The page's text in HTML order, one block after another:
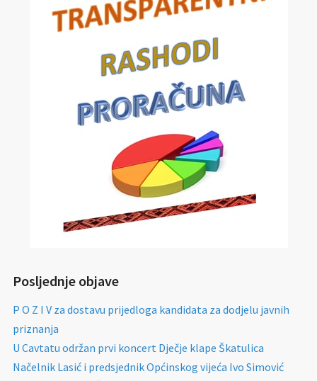
Posljednje objave
P O Z I V za dostavu prijedloga kandidata za dodjelu javnih
priznanja
U Cavtatu održan prvi koncert Dječje klape Škatulica
Načelnik Lasić i predsjednik Općinskog vijeća Ivo Simović